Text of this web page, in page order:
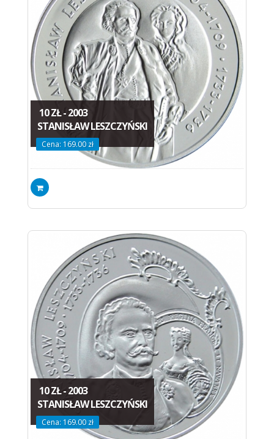
10 ZŁ - 2003
STANISŁAW LESZCZYŃSKI
Cena: 169.00 zł
10 ZŁ - 2003
STANISŁAW LESZCZYŃSKI
Cena: 169.00 zł